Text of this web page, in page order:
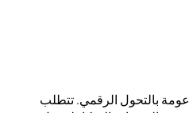
بالتحول الرقمي. تتطلب